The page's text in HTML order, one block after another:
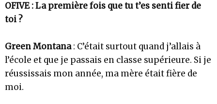
OFIVE : La première fois que tu t’es senti fier de
toi ?
Green Montana: C’était surtout quand j’allais à
l’école et que je passais en classe supérieure. Si je
réussissais mon année, ma mère était fière de
moi.